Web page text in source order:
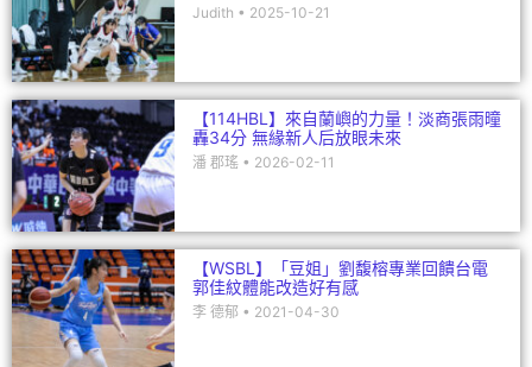
Judith 2025-10-21
【114HBL】來自蘭嶼的力量！淡商張雨曈
轟34分 無緣新人后放眼未來
潘 郡瑤 2026-02-11
【WSBL】「豆姐」劉馥榕專業回饋台電
郭佳紋體能改造好有感
李 德郁 2021-04-30